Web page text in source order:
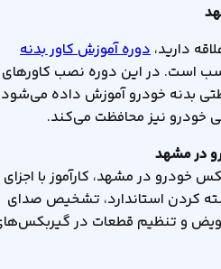
دارید، دوره آموزش کاور بدنه
است. در این دوره نصب کاورهای
بدنه خودرو آموزش داده می‌شود
خودرو نیز محافظت می‌کند.
در مشهد
خودرو در مشهد، کارآموز با اجزای
کردن استاندارد، تشخیص صدای
و تنظیم قطعات در